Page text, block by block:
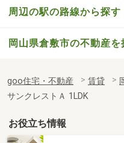
周辺の駅の路線から探す
岡山県倉敷市の不動産を
goo住宅・不動産 賃貸
サンクレストＡ 1LDK
お役立ち情報